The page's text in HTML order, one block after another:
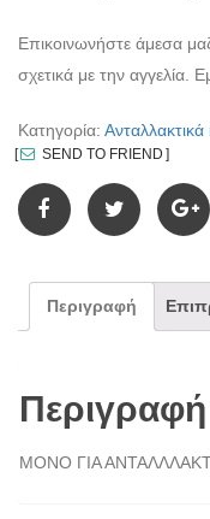
Επικοινωνήστε άμεσα
σχετικά με την αγγελία.
Κατηγορία:
SEND TO FRIEND
Περιγραφή
Περιγραφή
ΜΟΝΟ ΓΙΑ